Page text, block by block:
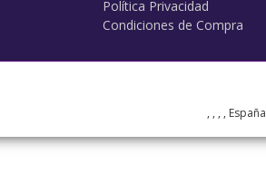
Política Privacidad
Condiciones de Compra
, , , ,